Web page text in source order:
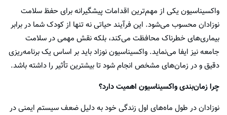
واکسیناسیون یکی از مهم‌ترین اقدامات پیشگیرانه برای حفظ سلامت
نوزادان محسوب می‌شود. این فرآیند حیاتی نه تنها از کودک شما در برابر
بیماری‌های خطرناک محافظت می‌کند، بلکه نقش مهمی در سلامت
جامعه نیز ایفا می‌نماید. واکسیناسیون نوزاد باید بر اساس یک برنامه‌ریزی
دقیق و در زمان‌های مشخص انجام شود تا بیشترین تأثیر را داشته باشد.
چرا زمان‌بندی واکسیناسیون اهمیت دارد؟
نوزادان در طول ماه‌های اول زندگی خود به دلیل ضعف سیستم ایمنی در